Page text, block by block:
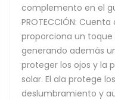
complemento en el
PROTECCIÓN:
proporciona un
generando además
proteger los ojos y la
solar. El ala protege
deslumbramiento y